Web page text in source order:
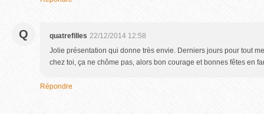
Q quatrefilles 22/12/2014 12:58
Jolie présentation qui donne très envie. Derniers jours pour tout
chez toi, ça ne chôme pas, alors bon courage et bonnes fêtes en
Répondre